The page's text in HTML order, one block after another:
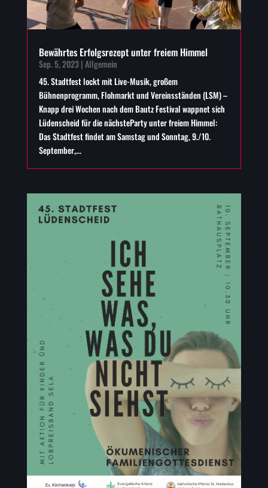
Bewährtes Erfolgsrezept unter freiem Himmel
Sep. 5, 2023|Allgemein
45. Stadtfest lockt mit Live-Musik, großem
Bühnenprogramm, Flohmarkt und Vereinsständen (LSM) –
Knapp drei Wochen nach dem Bautz Festival wappnet sich
Lüdenscheid für die nächsteParty unter freiem Himmel:
Das Stadtfest findet am Samstag und Sonntag, 9./10.
September,...